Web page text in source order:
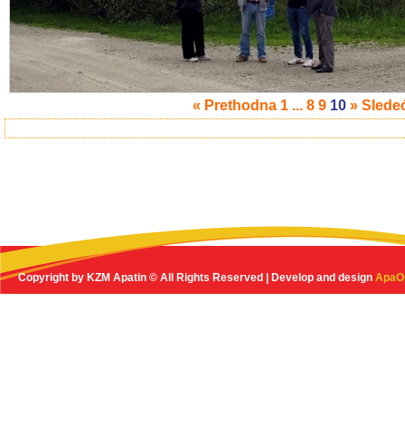
« Prethodna 1 ...8 9 10 »
Copyright by KZM Apatin © All Rights Reserved | Develop and design